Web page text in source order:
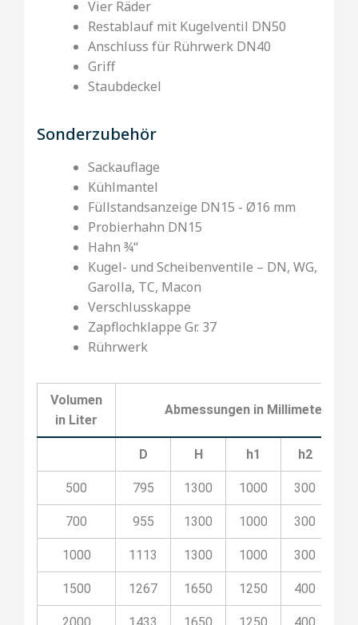
Vier Räder
Restablauf mit Kugelventil DN50
Anschluss für Rührwerk DN40
Griff
Staubdeckel
Sonderzubehör
Sackauflage
Kühlmantel
Füllstandsanzeige DN15 - Ø16 mm
Probierhahn DN15
Hahn ¾‘‘
Kugel- und Scheibenventile – DN, WG,
Garolla, TC, Macon
Verschlusskappe
Zapflochklappe Gr. 37
Rührwerk
Volumen
in Liter
Abmessungen in Millimeter
D H h1 h2
500 795 1300 1000 300
700 955 1300 1000 300
1000 1113 1300 1000 300
1500 1267 1650 1250 400